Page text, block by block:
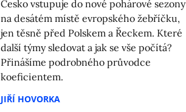
Česko vstupuje do nové pohárové sezony
na desátém místě evropského žebříčku,
jen těsně před Polskem a Řeckem. Které
další týmy sledovat a jak se vše počítá?
Přinášíme podrobného průvodce
koeficientem.
JIŘÍ HOVORKA